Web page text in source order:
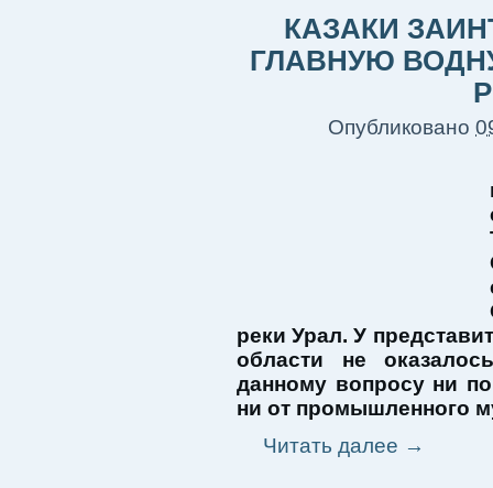
КАЗАКИ
ГЛАВНУЮ
Опубликовано
реки Урал. У
области не
данному вопросу ни
ни от промышленного
Читать далее →